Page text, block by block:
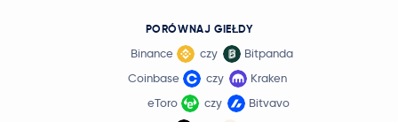
PORÓWNAJ GIEŁDY
Binance czy
Bitpanda
Coinbase
czy
Kraken
eToro
czy
Bitvavo